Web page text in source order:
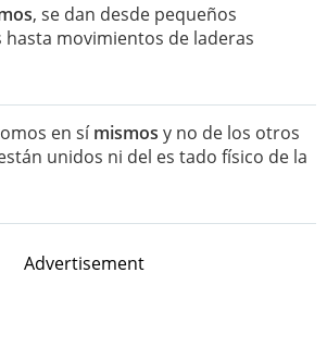
, se dan desde pequeños
movimientos de laderas
en símismos y no de los otros
unidos ni del es tado físico de la
Advertisement